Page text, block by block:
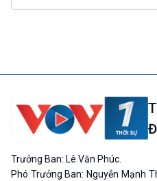
Trưởng Ban: Lê Văn Phúc.
Phó Trưởng Ban: Nguyễn Mạnh